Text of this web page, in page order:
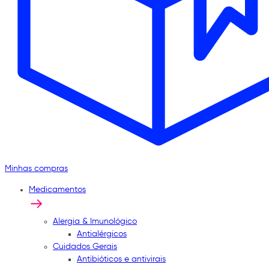
Minhas compras
Medicamentos
Alergia & Imunológico
Antialérgicos
Cuidados Gerais
Antibióticos e antivirais